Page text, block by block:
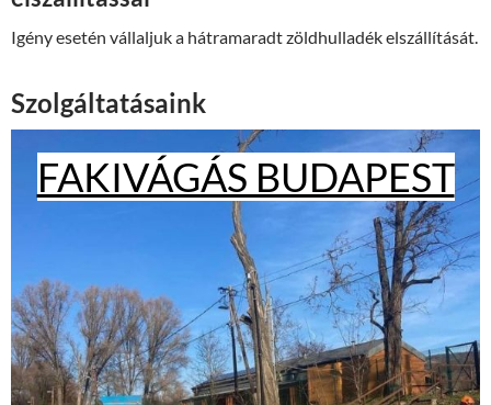
Igény esetén vállaljuk a hátramaradt zöldhulladék elszállítását.
Szolgáltatásaink
FAKIVÁGÁS BUDAPEST